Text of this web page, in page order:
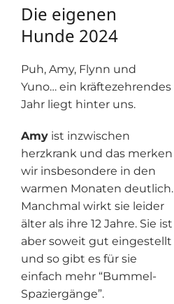
Die eigenen
Hunde 2024
Puh, Amy, Flynn und
Yuno… ein kräftezehrendes
Jahr liegt hinter uns.
Amy ist inzwischen
herzkrank und das merken
wir insbesondere in den
warmen Monaten deutlich.
Manchmal wirkt sie leider
älter als ihre 12 Jahre. Sie ist
aber soweit gut eingestellt
und so gibt es für sie
einfach mehr “Bummel-
Spaziergänge”.